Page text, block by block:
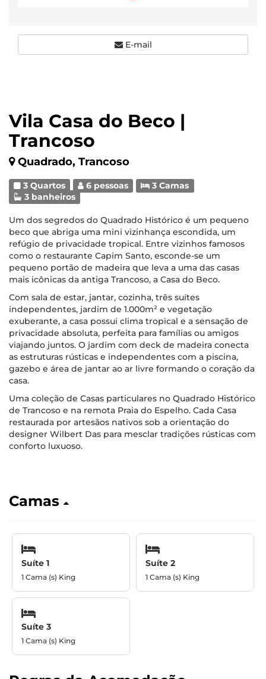
Vila Casa do Beco |
Trancoso
Quadrado, Trancoso
3 Quartos 6 pessoas
3 Camas
3 banheiros
Um dos segredos do Quadrado Histórico é um pequeno
beco que abriga uma mini vizinhança escondida, um
refúgio de privacidade tropical. Entre vizinhos famosos
como o restaurante Capim Santo, esconde-se um
pequeno portão de madeira que leva a uma das casas
mais icônicas da antiga Trancoso, a Casa do Beco.
Com sala de estar, jantar, cozinha, três suítes
independentes, jardim de 1.000m² e vegetação
exuberante, a casa possui clima tropical e a sensação de
privacidade absoluta, perfeita para famílias ou amigos
viajando juntos. O jardim com deck de madeira conecta
as estruturas rústicas e independentes com a piscina,
gazebo e área de jantar ao ar livre formando o coração da
casa.
Uma coleção de Casas particulares no Quadrado Histórico
de Trancoso e na remota Praia do Espelho. Cada Casa
restaurada por artesãos nativos sob a orientação do
designer Wilbert Das para mesclar tradições rústicas com
conforto luxuoso.
Camas
Suíte 1
1 Cama (s) King
Suíte 2
1 Cama (s) King
Suíte 3
1 Cama (s) King
E-mail